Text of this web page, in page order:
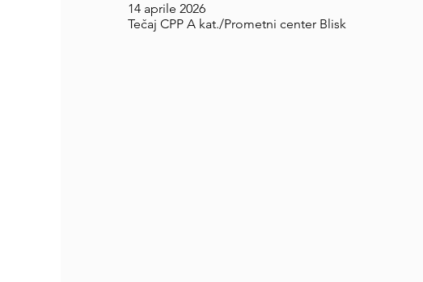
14 aprile 2026
Tečaj CPP A kat./Prometni center Blisk